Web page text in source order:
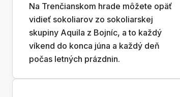
Na Trenčianskom hrade môžete opäť
vidieť sokoliarov zo sokoliarskej
skupiny Aquila z Bojníc, a to každý
víkend do konca júna a každý deň
počas letných prázdnin.